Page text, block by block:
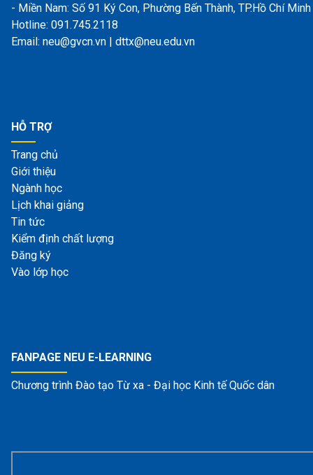
- Miền Nam: Số 91 Ký Con, Phường Bến Thành, TP.Hồ Chí Minh
Hotline: 091.745.2118
Email: neu@gvcn.vn | dttx@neu.edu.vn
HỖ TRỢ
Trang chủ
Giới thiệu
Ngành học
Lịch khai giảng
Tin tức
Kiểm định chất lượng
Đăng ký
Vào lớp học
FANPAGE NEU E-LEARNING
Chương trình Đào tạo Từ xa - Đại học Kinh tế Quốc dân